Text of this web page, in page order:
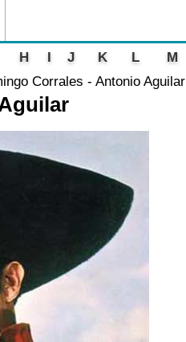
H I J K L M
Corrales - Antonio Aguilar